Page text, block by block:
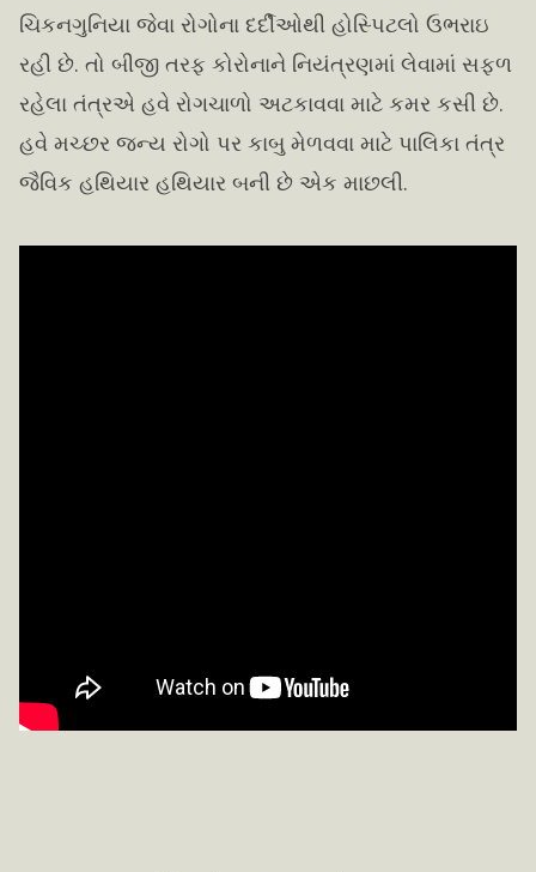
ચિકનગુનિયા જેવા રોગોના દર્દીઓથી હોસ્પિટલો ઉભરાઇ
રહી છે. તો બીજી તરફ કોરોનાને નિયંત્રણમાં લેવામાં સફળ
રહેલા તંત્રએ હવે રોગચાળો અટકાવવા માટે કમર કસી છે.
હવે મચ્છર જન્ય રોગો પર કાબુ મેળવવા માટે પાલિકા તંત્ર
જૈવિક હથિયાર હથિયાર બની છે એક માછલી.